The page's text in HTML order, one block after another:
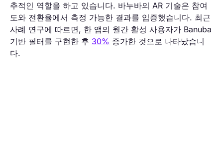
추적인 역할을 하고 있습니다. 바누바의 AR 기술은 참여
도와 전환율에서 측정 가능한 결과를 입증했습니다. 최근
사례 연구에 따르면, 한 앱의 월간 활성 사용자가 Banuba
기반 필터를 구현한 후 30% 증가한 것으로 나타났습니
다.